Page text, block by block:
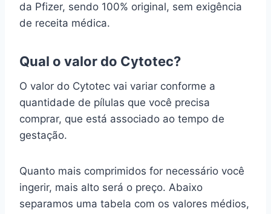
da Pfizer, sendo 100% original, sem exigência
de receita médica.
Qual o valor do Cytotec?
O valor do Cytotec vai variar conforme a
quantidade de pílulas que você precisa
comprar, que está associado ao tempo de
gestação.
Quanto mais comprimidos for necessário você
ingerir, mais alto será o preço. Abaixo
separamos uma tabela com os valores médios,